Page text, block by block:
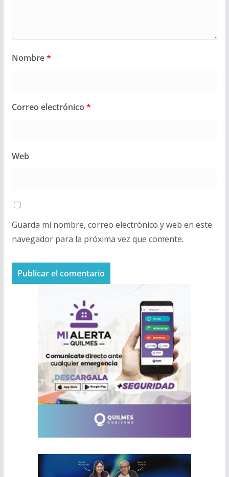
Nombre*
Correo electrónico *
Web
Guarda mi nombre, correo electrónico y web en este
navegador para la próxima vez que comente.